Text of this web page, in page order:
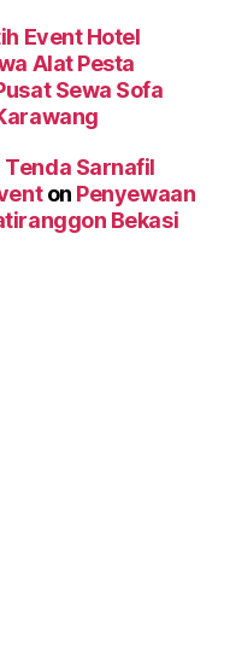
Event Hotel
Alat Pesta
Sewa Sofa
Tenda Sarnafil
on Penyewaan
Bekasi